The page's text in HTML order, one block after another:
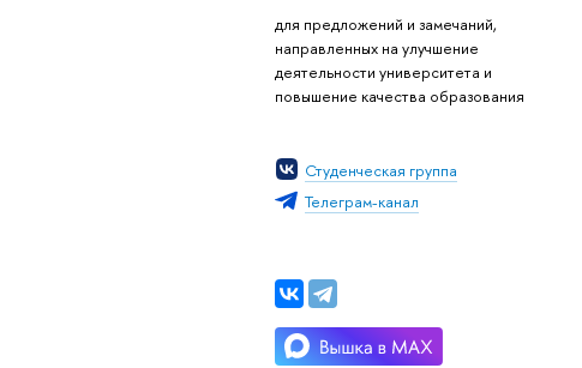
для предложений и замечаний,
направленных на улучшение
деятельности университета и
повышение качества образования
Студенческая группа
Телеграм-канал